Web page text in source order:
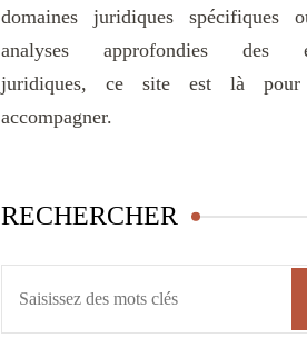
domaines juridiques spécifiques
analyses approfondies des
juridiques, ce site est là pour
accompagner.
RECHERCHER